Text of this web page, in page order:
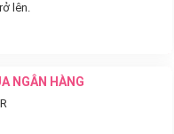
lên.
NGÂN HÀNG